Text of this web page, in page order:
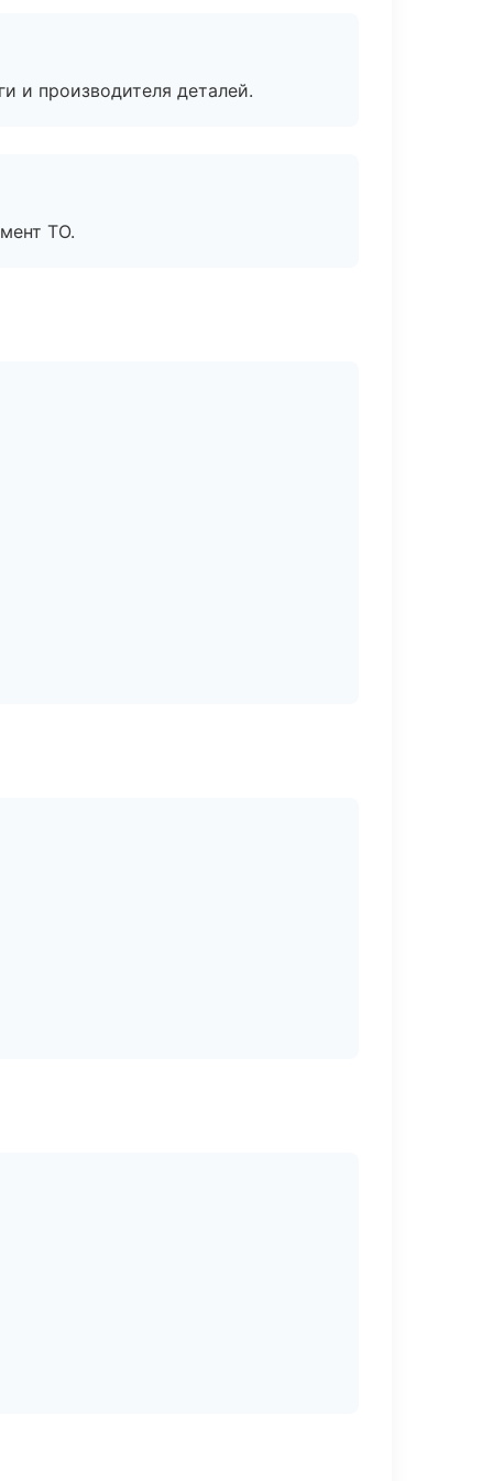
и производителя деталей.
ТО.